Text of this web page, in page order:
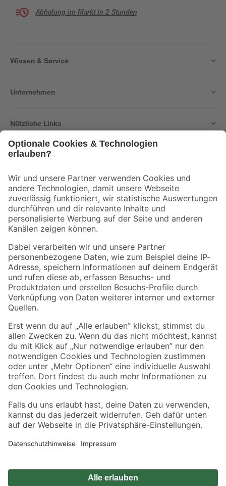
Abholung im Markt in 2 Stunden
Wissen & Service
Unternehmen
Nützliche Links
Der toom Newsletter: Keine Angebote und Aktionen mehr verpassen!
Zur Newsletter Anmeldung
Folge uns
Zahlungsarten Versandarten
Sicher einkaufen
Jetzt die toom-App herunterladen
Alle Preisangaben in EUR inkl. gesetzl. MwSt.. Die dargestellten Angebote sind unter
Umständen nicht in allen Märkten verfügbar. Die angegebenen Verfügbarkeiten beziehen
Produkte nur solange der Vorrat reicht.
*Paketversand ab 59 € versandkostenfrei, gilt nicht für Artikel mit Speditionsversand, hier
Privatsphäre Impressum